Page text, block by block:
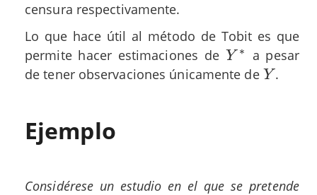
censura respectivamente.
Lo que hace útil al método de Tobit es que
permite hacer estimaciones de Y ∗
Y∗
a pesar
de tener observaciones únicamente de Y
Y .
Ejemplo
Considérese un estudio en el que se pretende